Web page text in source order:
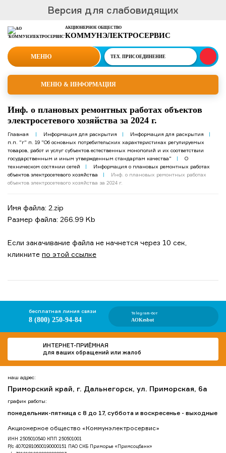
Версия для слабовидящих
АКЦИОНЕРНОЕ ОБЩЕСТВО
КОММУНЭЛЕКТРОСЕРВИС
МЕНЮ ТЕХ.ПРИСОЕДИНЕНИЕ
МЕНЮ & ИНФОРМАЦИЯ
Инф. о плановых ремонтных работах объектов
электросетевого хозяйства за 2024 г.
Главная | Информация для раскрытия | Информация для раскрытия
|
п.п. "г" п. 19 "Об основных потребительских характеристиках регулируемых
товаров, работ и услуг субъектов естественных монополий и их соответствии
государственным и иным утвержденным стандартам качества"
|
О
техническом состянии сетей
|
Информация о плановых ремонтных работах
объектов электросетевого хозяйства
|
Инф. о плановых ремонтных работах
объектов электросетевого хозяйства за 2024 г.
Имя файла: 2.zip
Размер файла: 266.99 Kb
Если закачивание файла не начнется через 10 сек,
кликните по этой ссылке
бесплатная линия связи
8 (800) 250-94-84
Telegram-бот
AOKesbot
ИНТЕРНЕТ-ПРИЁМНАЯ
для ваших обращений или жалоб
Акционерное общество «Коммунэлектросервис»
ИНН 2505010540 КПП 250501001
Р/с 40702810600190000151 ПАО СКБ Приморье «Примсоцбанк»
наш адрес:
Приморский край, г. Дальнегорск, ул. Приморская, 6а
график работы:
понедельник-пятница с 8 до 17, суббота и воскресенье - выходные